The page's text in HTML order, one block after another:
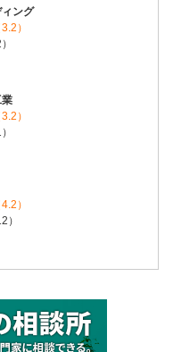
ング
3.2）
3.2）
4.2）
）